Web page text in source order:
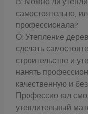
В: Можно ли
самостоятельно,
профессионала?
О: Утепление
сделать
строительстве и
нанять
качественную и
Профессионал
утеплительный